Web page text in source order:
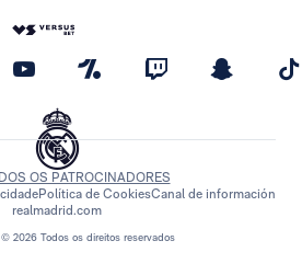
2026 Todos os direitos reservados
OS PATROCINADORES
Política de CookiesCanal de información
realmadrid.com